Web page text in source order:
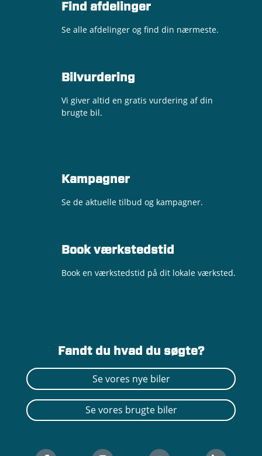
Jonathan Tang Clausen
Kurt Søderberg
Salgskonsulent
Henrik Hollænder
Erhvervskonsulent
Dennis Bagge
Eftermarkedschef
Mikkel Alexander Bergholdt Larsen
Eftermarkedskoordinator
Katja Mai Andersen
Reservedelsansvarlig
Daniel Bonic
Reservedelskonsulent
Brian Hartmann
Pladeværkstedsansvarlig
Carlo Bendtsen
Find afdelinger
Se alle afdelinger og find din nærmeste.
Bilvurdering
Vi giver altid en gratis vurdering af din
brugte bil.
Kampagner
Se de aktuelle tilbud og kampagner.
Book værkstedstid
Book en værkstedstid på dit lokale værksted.
Fandt du hvad du søgte?
Se vores nye biler
Se vores brugte biler